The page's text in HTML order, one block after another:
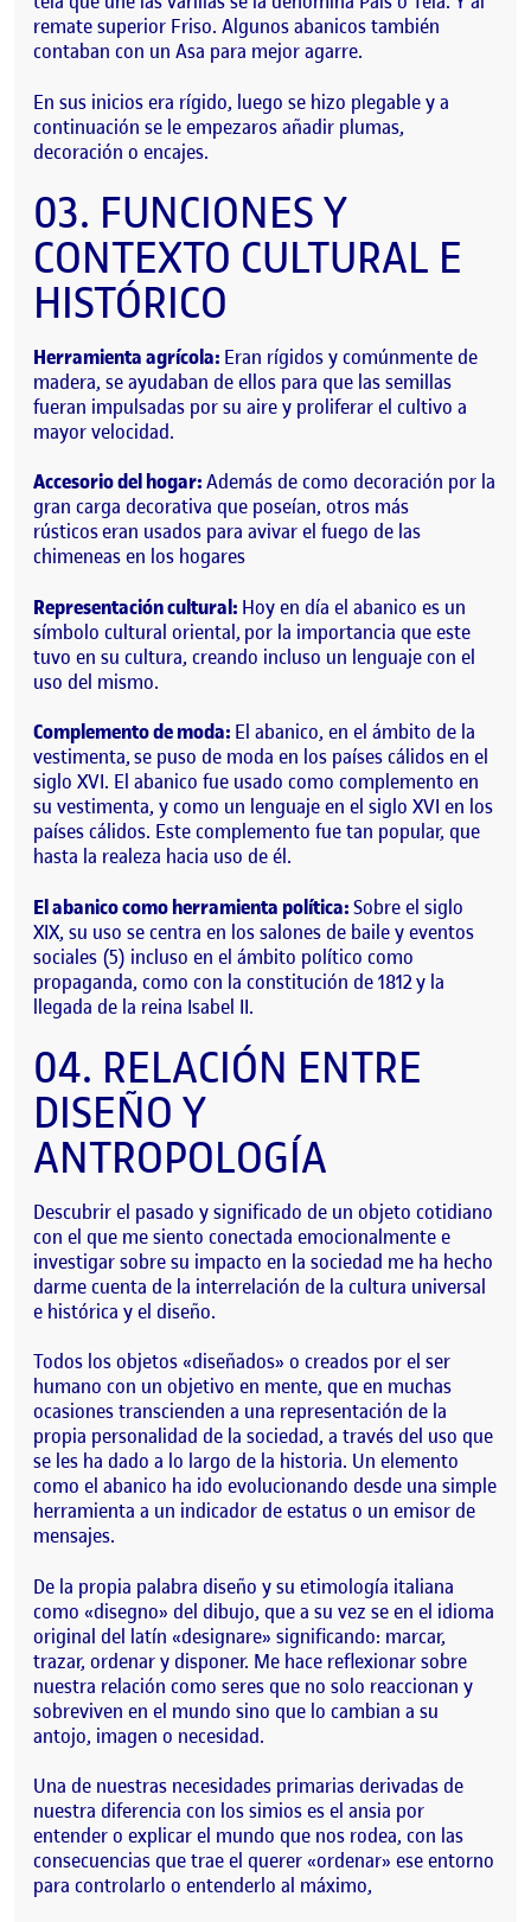
remate superior Friso. Algunos abanicos también
contaban con un Asa para mejor agarre.
En sus inicios era rígido, luego se hizo plegable y a
continuación se le empezaros añadir plumas,
decoración o encajes.
03. FUNCIONES Y
CONTEXTO CULTURAL E
HISTÓRICO
Herramienta agrícola: Eran rígidos y comúnmente de
madera, se ayudaban de ellos para que las semillas
fueran impulsadas por su aire y proliferar el cultivo a
mayor velocidad.
Accesorio del hogar:Además de como decoración por la
gran carga decorativa que poseían, otros más
rústicoseran usados para avivar el fuego de las
chimeneas en los hogares
Representación cultural: Hoy en día el abanico es un
símbolo cultural oriental, por la importancia que este
tuvo en su cultura, creando incluso un lenguaje con el
uso del mismo.
Complemento de moda: El abanico, en el ámbito de la
vestimenta,se puso de moda en los países cálidos en el
siglo XVI. El abanico fue usado como complemento en
su vestimenta, y como un lenguaje en el siglo XVI en los
países cálidos. Este complemento fue tan popular, que
hasta la realeza hacia uso de él.
El abanico como herramienta política:Sobre el siglo
XIX, su uso se centra en los salones de baile y eventos
sociales (5) incluso en el ámbito político como
propaganda, como con la constitución de 1812y la
llegada de la reina Isabel II.
04. RELACIÓN ENTRE
DISEÑO Y
ANTROPOLOGÍA
Descubrir el pasado y significado de un objeto cotidiano
con el que me siento conectada emocionalmente e
investigar sobre su impacto en la sociedad me ha hecho
darme cuenta de la interrelación de la cultura universal
e histórica y el diseño.
Todos losobjetos «diseñados» o creados por el ser
humano con un objetivo en mente, que en muchas
ocasionestranscienden a una representación de la
propia personalidad de la sociedad, a través del uso que
se les ha dado a lo largo de la historia. Un elemento
como el abanico ha ido evolucionando desde una simple
herramienta a un indicador de estatus o un emisor de
mensajes.
De la propia palabra diseño y su etimología italiana
como «disegno» del dibujo, que a su vez se en el idioma
original del latín «designare» significando: marcar,
trazar, ordenar y disponer. Me hace reflexionar sobre
nuestra relación como seres que no solo reaccionan y
sobreviven en el mundo sino que lo cambian a su
antojo, imagen o necesidad.
Una de nuestras necesidades primarias derivadas de
nuestra diferencia con los simios es el ansia por
entendero explicar el mundo que nos rodea, con las
consecuencias que trae el querer «ordenar» ese entorno
para controlarlo o entenderlo al máximo,